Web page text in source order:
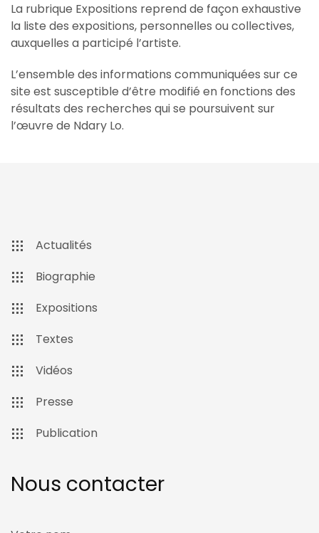
La rubrique Expositions reprend de façon exhaustive
la liste des expositions, personnelles ou collectives,
auxquelles a participé l’artiste.
L’ensemble des informations communiquées sur ce
site est susceptible d’être modifié en fonctions des
résultats des recherches qui se poursuivent sur
l’œuvre de Ndary Lo.
Actualités
Biographie
Expositions
Textes
Vidéos
Presse
Publication
Nous contacter